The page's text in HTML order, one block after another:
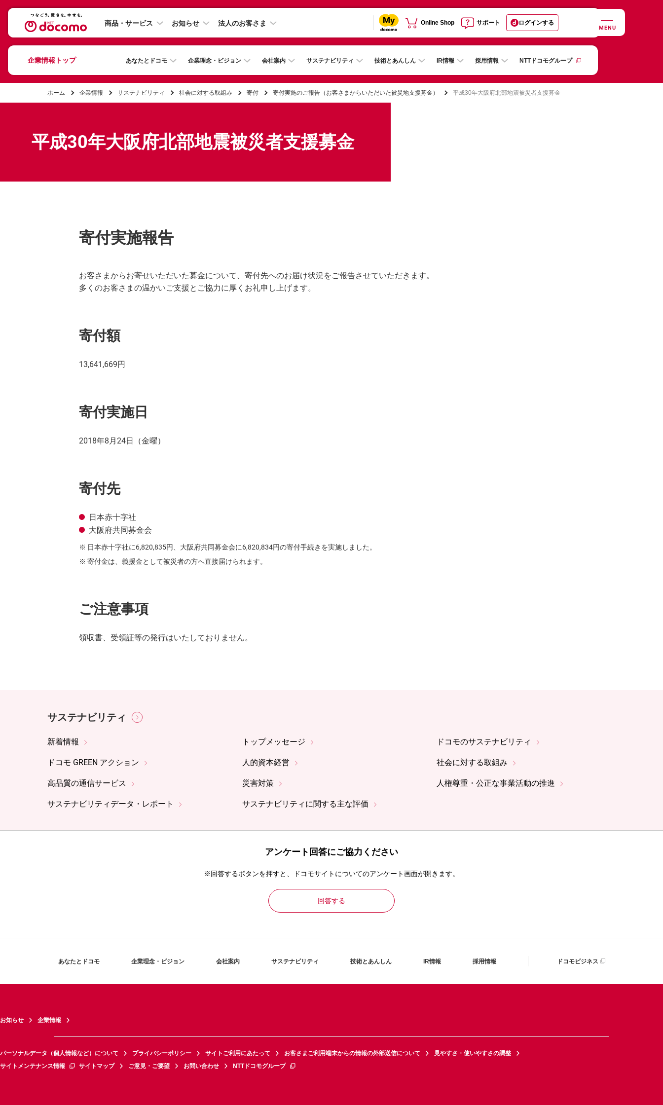
商品・サービス お知らせ 法人のお客さま Online Shop サポート ログインする
MENU
企業情報トップ あなたとドコモ 企業理念・ビジョン 会社案内 サステナビリティ 技術とあんしん IR情報 採用情報 NTTドコモグループ
ホーム 企業情報 サステナビリティ 社会に対する取組み 寄付 寄付実施のご報告（お客さまからいただいた被災地支援募金） 平成30年大阪府北部地震被災者支援募金
平成30年大阪府北部地震被災者支援募金
寄付実施報告
お客さまからお寄せいただいた募金について、寄付先へのお届け状況をご報告させていただきます。
多くのお客さまの温かいご支援とご協力に厚くお礼申し上げます。
寄付額
13,641,669円
寄付実施日
2018年8月24日（金曜）
寄付先
日本赤十字社
大阪府共同募金会
日本赤十字社に6,820,835円、大阪府共同募金会に6,820,834円の寄付手続きを実施しました。
寄付金は、義援金として被災者の方へ直接届けられます。
ご注意事項
領収書、受領証等の発行はいたしておりません。
サステナビリティ
新着情報 トップメッセージ ドコモのサステナビリティ
ドコモ GREEN アクション 人的資本経営 社会に対する取組み
高品質の通信サービス 災害対策 人権尊重・公正な事業活動の推進
サステナビリティデータ・レポート サステナビリティに関する主な評価
アンケート回答にご協力ください
※回答するボタンを押すと、ドコモサイトについてのアンケート画面が開きます。
回答する
あなたとドコモ 企業理念・ビジョン 会社案内 サステナビリティ 技術とあんしん IR情報 採用情報 ドコモビジネス
お知らせ 企業情報
パーソナルデータ（個人情報など）について プライバシーポリシー サイトご利用にあたって お客さまご利用端末からの情報の外部送信について
見やすさ・使いやすさの調整
サイトメンテナンス情報
サイトマップ ご意見・ご要望 お問い合わせ NTTドコモグループ